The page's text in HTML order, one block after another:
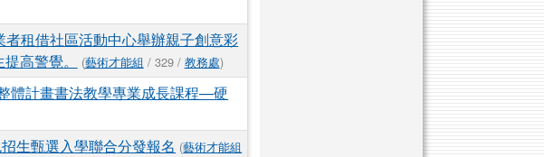
租借社區活動中心舉辦親子創意彩
高警覺。
(藝術才能組 / 329 / 教務處)
體計畫書法教學專業成長課程—硬
生甄選入學聯合分發報名 (藝術才能組